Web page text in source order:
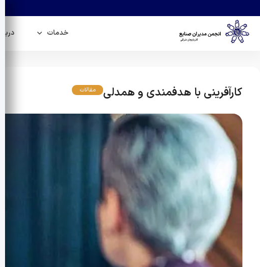
خدمات
کارآفرینی با هدفمندی و همدلی مقالات